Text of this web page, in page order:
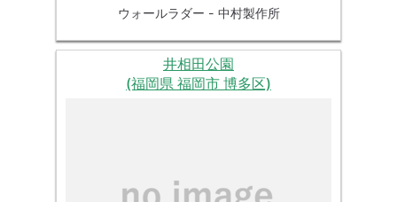
ウォールラダー - 中村製作所
井相田公園
(福岡県 福岡市 博多区)